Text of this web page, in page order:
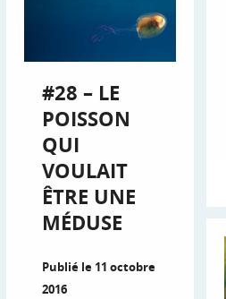
#28 – LE
POISSON
QUI
VOULAIT
ÊTRE UNE
MÉDUSE
Publié le 11 octobre
2016